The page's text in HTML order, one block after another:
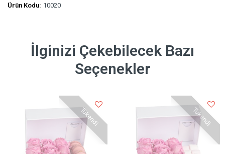
Ürün Kodu: 10020
İlginizi Çekebilecek Bazı
Seçenekler
Tükendi Tükendi